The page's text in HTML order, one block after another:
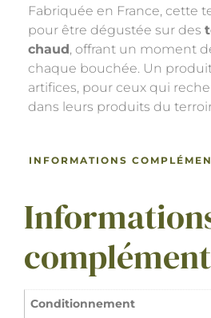
Fabriquée en France, cette
pour être dégustée sur des
chaud, offrant un moment
chaque bouchée. Un
artifices, pour ceux qui
dans leurs produits du
INFORMATIONS
Conditionnement